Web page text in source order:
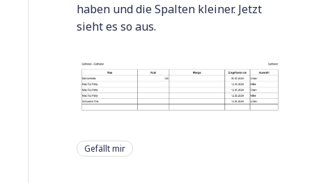
haben und die Spalten kleiner. Jetzt
sieht es so aus.
Gefällt mir